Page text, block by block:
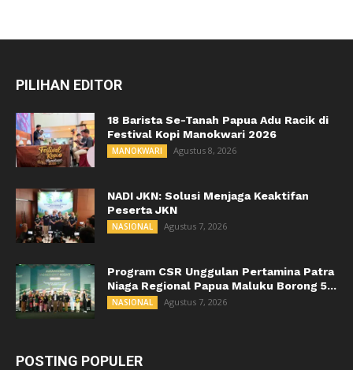
PILIHAN EDITOR
18 Barista Se-Tanah Papua Adu Racik di
Festival Kopi Manokwari 2026
MANOKWARI Agustus 8, 2026
NADI JKN: Solusi Menjaga Keaktifan
Peserta JKN
NASIONAL Agustus 7, 2026
Program CSR Unggulan Pertamina Patra
Niaga Regional Papua Maluku Borong 5...
NASIONAL Agustus 7, 2026
POSTING POPULER